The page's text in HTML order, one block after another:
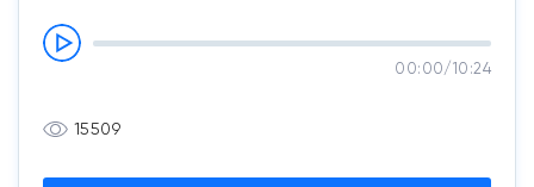
00:00/10:24
15509